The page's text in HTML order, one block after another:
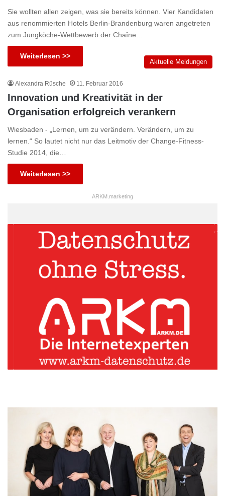
Sie wollten allen zeigen, was sie bereits können. Vier Kandidaten
aus renommierten Hotels Berlin-Brandenburg waren angetreten
zum Jungköche-Wettbewerb der Chaîne…
Weiterlesen >>
Aktuelle Meldungen
Alexandra Rüsche 11. Februar 2016
Innovation und Kreativität in der
Organisation erfolgreich verankern
Wiesbaden - „Lernen, um zu verändern. Verändern, um zu
lernen.“ So lautet nicht nur das Leitmotiv der Change-Fitness-
Studie 2014, die…
Weiterlesen >>
ARKM.marketing